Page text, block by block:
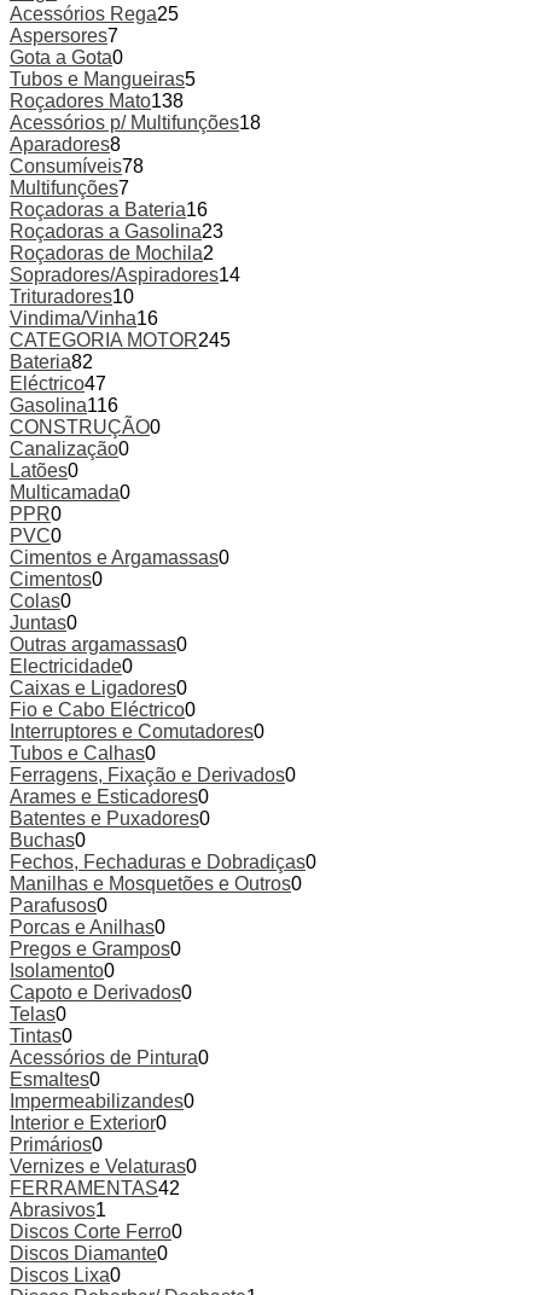
Acessórios Rega25
Aspersores7
Gota a Gota0
Tubos e Mangueiras5
Roçadores Mato138
Acessórios p/ Multifunções18
Aparadores8
Consumíveis78
Multifunções7
Roçadoras a Bateria16
Roçadoras a Gasolina23
Roçadoras de Mochila2
Sopradores/Aspiradores14
Trituradores10
Vindima/Vinha16
CATEGORIA MOTOR245
Bateria82
Eléctrico47
Gasolina116
CONSTRUÇÃO0
Canalização0
Latões0
Multicamada0
PPR0
PVC0
Cimentos e Argamassas0
Cimentos0
Colas0
Juntas0
Outras argamassas0
Electricidade0
Caixas e Ligadores0
Fio e Cabo Eléctrico0
Interruptores e Comutadores0
Tubos e Calhas0
Ferragens, Fixação e Derivados0
Arames e Esticadores0
Batentes e Puxadores0
Buchas0
Fechos, Fechaduras e Dobradiças0
Manilhas e Mosquetões e Outros0
Parafusos0
Porcas e Anilhas0
Pregos e Grampos0
Isolamento0
Capoto e Derivados0
Telas0
Tintas0
Acessórios de Pintura0
Esmaltes0
Impermeabilizandes0
Interior e Exterior0
Primários0
Vernizes e Velaturas0
FERRAMENTAS42
Abrasivos1
Discos Corte Ferro0
Discos Diamante0
Discos Lixa0